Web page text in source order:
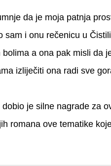
da je moja patnja
sam i onu rečenicu u
a ona pak misli da
izliječiti ona radi sve
je silne nagrade za
romana ove tematike